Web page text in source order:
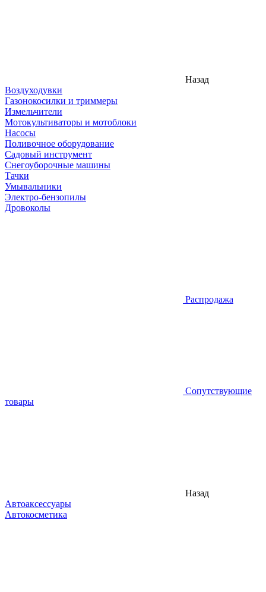
Назад
Воздуходувки
Газонокосилки и триммеры
Измельчители
Мотокультиваторы и мотоблоки
Насосы
Поливочное оборудование
Садовый инструмент
Снегоуборочные машины
Тачки
Умывальники
Электро-бензопилы
Дровоколы
Распродажа
Сопутствующие
товары
Назад
Автоаксессуары
Автокосметика